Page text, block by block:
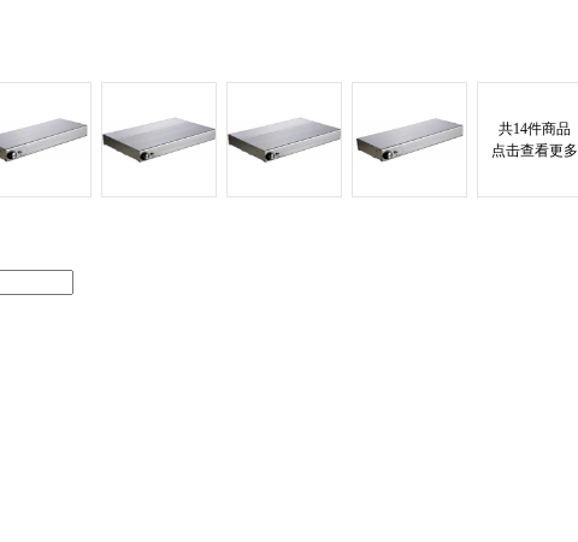
共14件商品
点击查看更多